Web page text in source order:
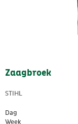
Zaagbroek
STIHL
Dag
Week